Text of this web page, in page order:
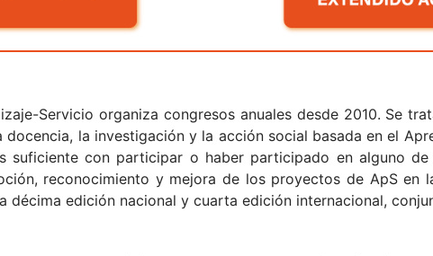
Servicio organiza congresos anuales desde 2010. Se
la investigación y la acción social basada en el
suficiente con participar o haber participado en alguno
reconocimiento y mejora de los proyectos de ApS en
décima edición nacional y cuarta edición internacional,